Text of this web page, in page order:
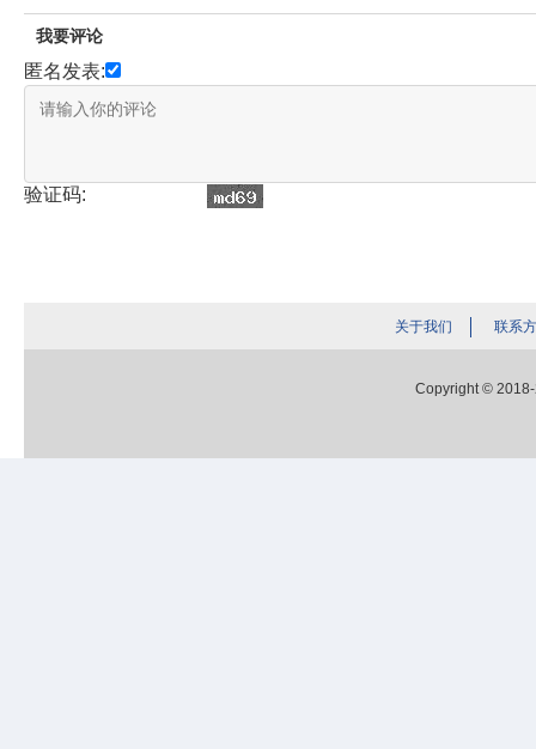
我要评论
匿名发表:
验证码:
关于我们 联系
Copyright ©